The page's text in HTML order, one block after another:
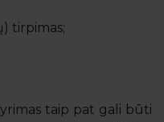
tirpimas;
taip pat gali būti